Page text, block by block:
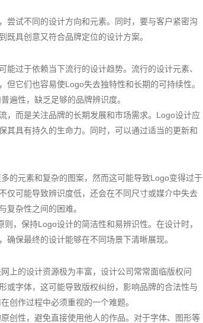
尝试不同的设计方向和元素。同时，要与客户紧密沟
具创意又符合品牌定位的设计方案。
能过于依赖当下流行的设计趋势。流行的设计元素、
但它们也容易使Logo失去独特性和长期的可持续性。
遍性，缺乏足够的品牌辨识度。
，而是关注品牌的长期发展和市场需求。Logo设计应
其具有持久的生命力。同时，可以通过适当的更新和
的元素和复杂的图案，然而这可能导致Logo变得过于
仅可能导致辨识度低，还会在不同尺寸或媒介中失去
复杂性之间的困难。
，保持Logo设计的简洁性和易辨识性。在设计时，
保最终的设计能够在不同场景下清晰展现。
上的设计资源极为丰富，设计公司常常面临版权问
或字体，这可能导致版权纠纷，影响品牌的合法性与
创作过程中必须重视的一个难题。
创性，避免直接使用他人的作品。对于字体、图形等